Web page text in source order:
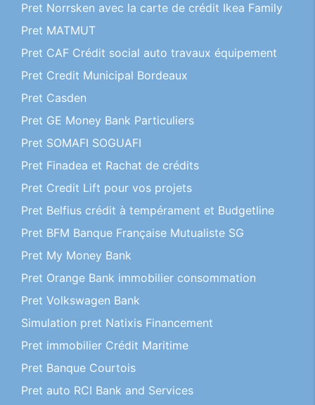
Pret Norrsken avec la carte de crédit Ikea Family
Pret MATMUT
Pret CAF Crédit social auto travaux équipement
Pret Credit Municipal Bordeaux
Pret Casden
Pret GE Money Bank Particuliers
Pret SOMAFI SOGUAFI
Pret Finadea et Rachat de crédits
Pret Credit Lift pour vos projets
Pret Belfius crédit à tempérament et Budgetline
Pret BFM Banque Française Mutualiste SG
Pret My Money Bank
Pret Orange Bank immobilier consommation
Pret Volkswagen Bank
Simulation pret Natixis Financement
Pret immobilier Crédit Maritime
Pret Banque Courtois
Pret auto RCI Bank and Services